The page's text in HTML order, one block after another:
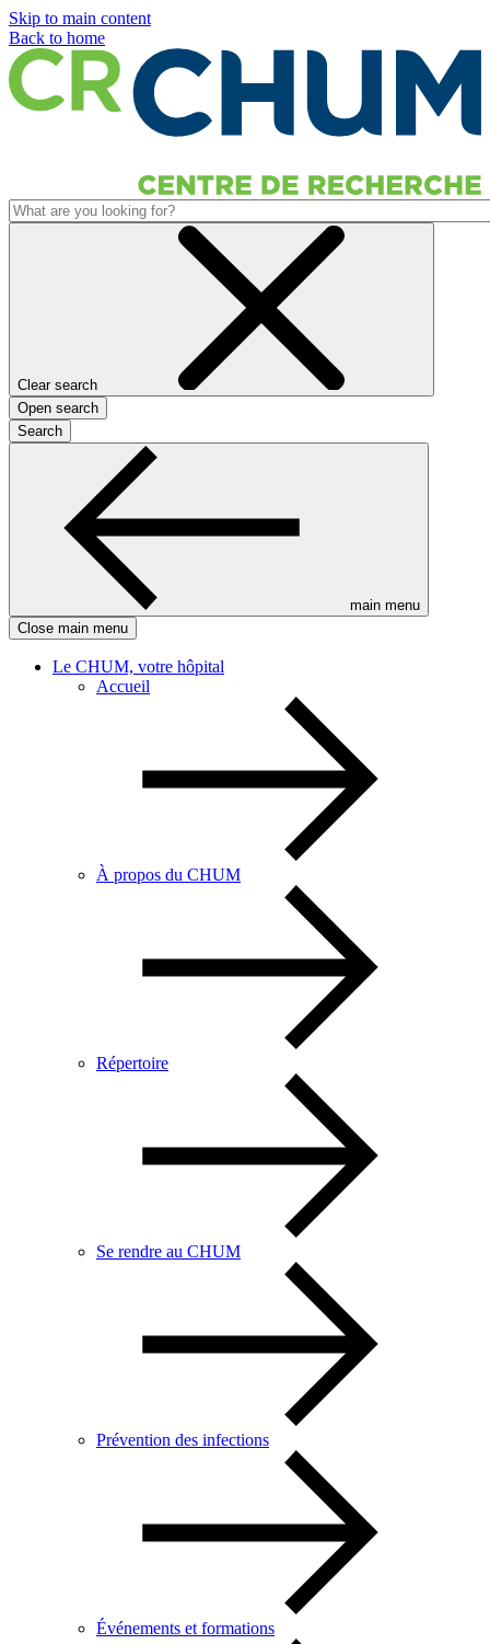
Skip to main content
Back to home
Clear search
Open search
Search
main menu
Close main menu
Le CHUM, votre hôpital
Accueil
À propos du CHUM
Répertoire
Se rendre au CHUM
Prévention des infections
Événements et formations